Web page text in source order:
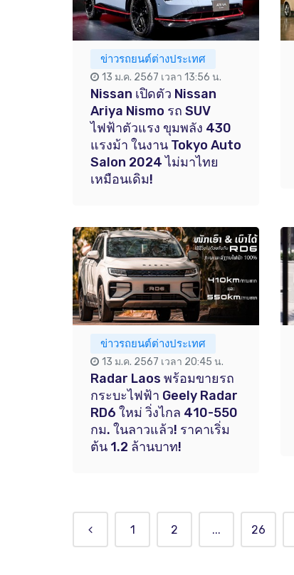
ข่าวรถยนต์ต่างประเทศ
13 ม.ค. 2567 เวลา 13:56 น.
Nissan เปิดตัว Nissan
Ariya Nismo รถ SUV
ไฟฟ้าตัวแรง ขุมพลัง 430
แรงม้า ในงาน Tokyo Auto
Salon 2024 ไม่มาไทย
เหมือนเดิม!
ข่าวรถยนต์ต่างประเทศ
13 ม.ค. 2567 เวลา 20:45 น.
Radar Laos พร้อมขายรถ
กระบะไฟฟ้า Geely Radar
RD6 ใหม่ วิ่งไกล 410-550
กม. ในลาวแล้ว! ราคาเริ่ม
ต้น 1.2 ล้านบาท!
1 2 ... 26